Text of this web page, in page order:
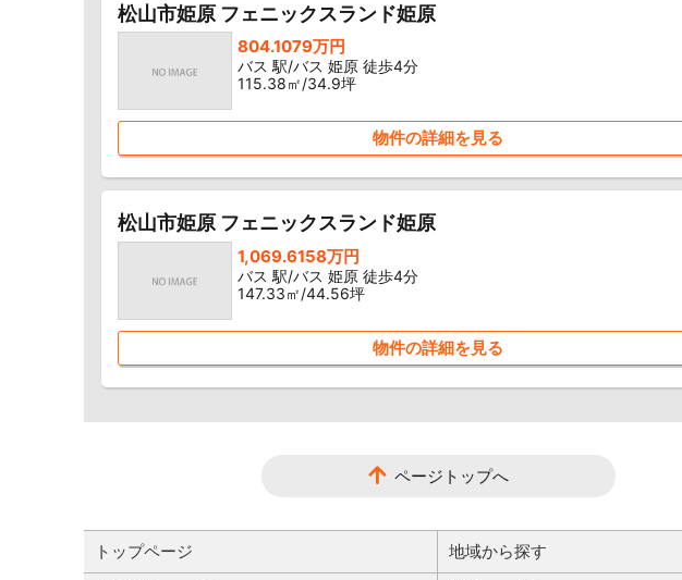
松山市姫原 フェニックスランド姫原
804.1079万円
バス 駅/バス 姫原 徒歩4分
115.38㎡/34.9坪
物件の詳細を見る
松山市姫原 フェニックスランド姫原
1,069.6158万円
バス 駅/バス 姫原 徒歩4分
147.33㎡/44.56坪
物件の詳細を見る
ページトップへ
トップページ 地域から探す